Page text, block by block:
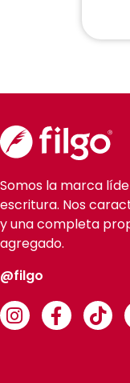
Somos la marca
escritura. Nos
y una completa
agregado.
@filgo